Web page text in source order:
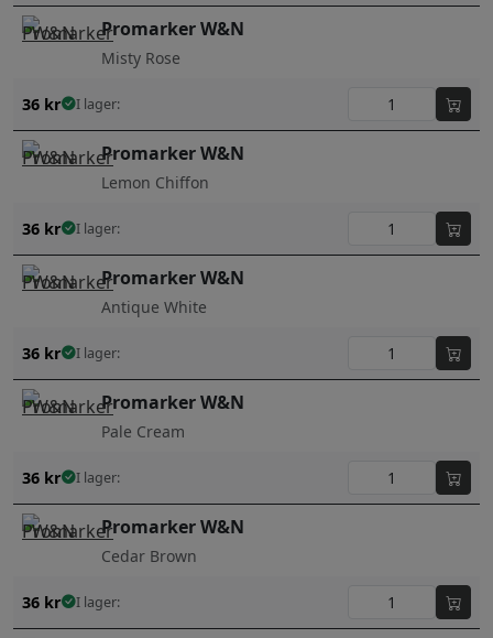
Promarker W&N
Misty Rose
36 kr I lager:
Promarker W&N
Lemon Chiffon
36 kr I lager:
Promarker W&N
Antique White
36 kr I lager:
Promarker W&N
Pale Cream
36 kr I lager:
Promarker W&N
Cedar Brown
36 kr I lager: